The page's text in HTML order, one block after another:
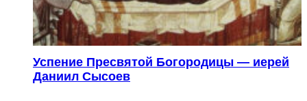
Успение Пресвятой Богородицы — иерей
Даниил Сысоев